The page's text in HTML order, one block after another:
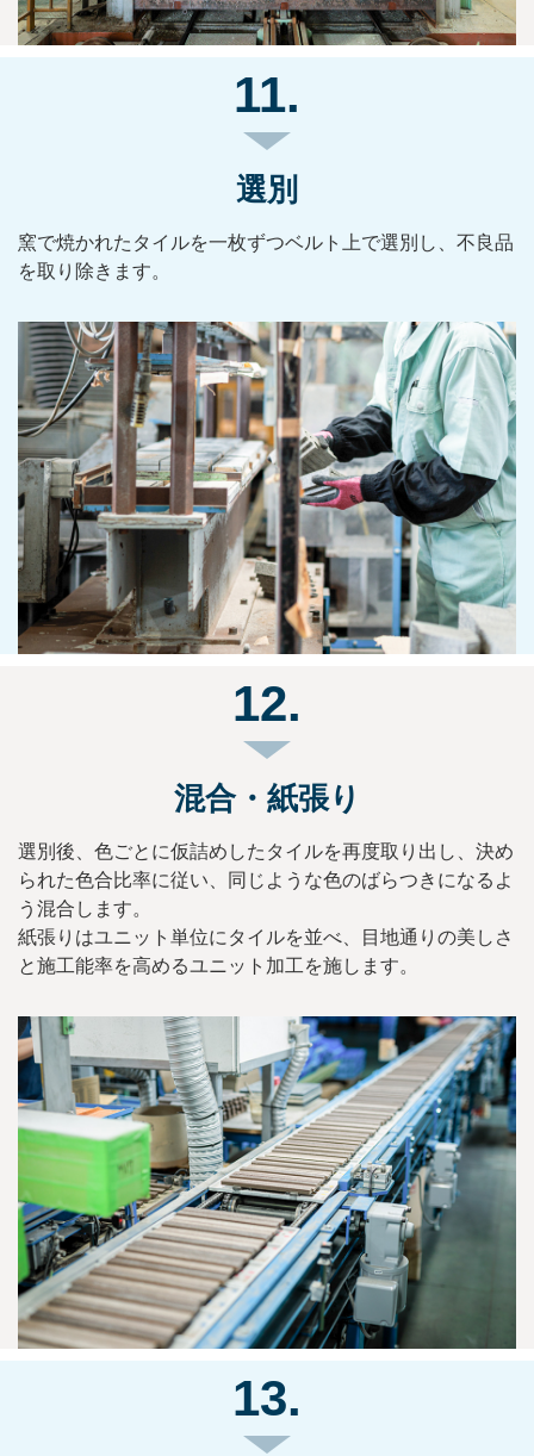
11.
選別
窯で焼かれたタイルを一枚ずつベルト上で選別し、不良品
を取り除きます。
12.
混合・紙張り
選別後、色ごとに仮詰めしたタイルを再度取り出し、決め
られた色合比率に従い、同じような色のばらつきになるよ
う混合します。
紙張りはユニット単位にタイルを並べ、目地通りの美しさ
と施工能率を高めるユニット加工を施します。
13.